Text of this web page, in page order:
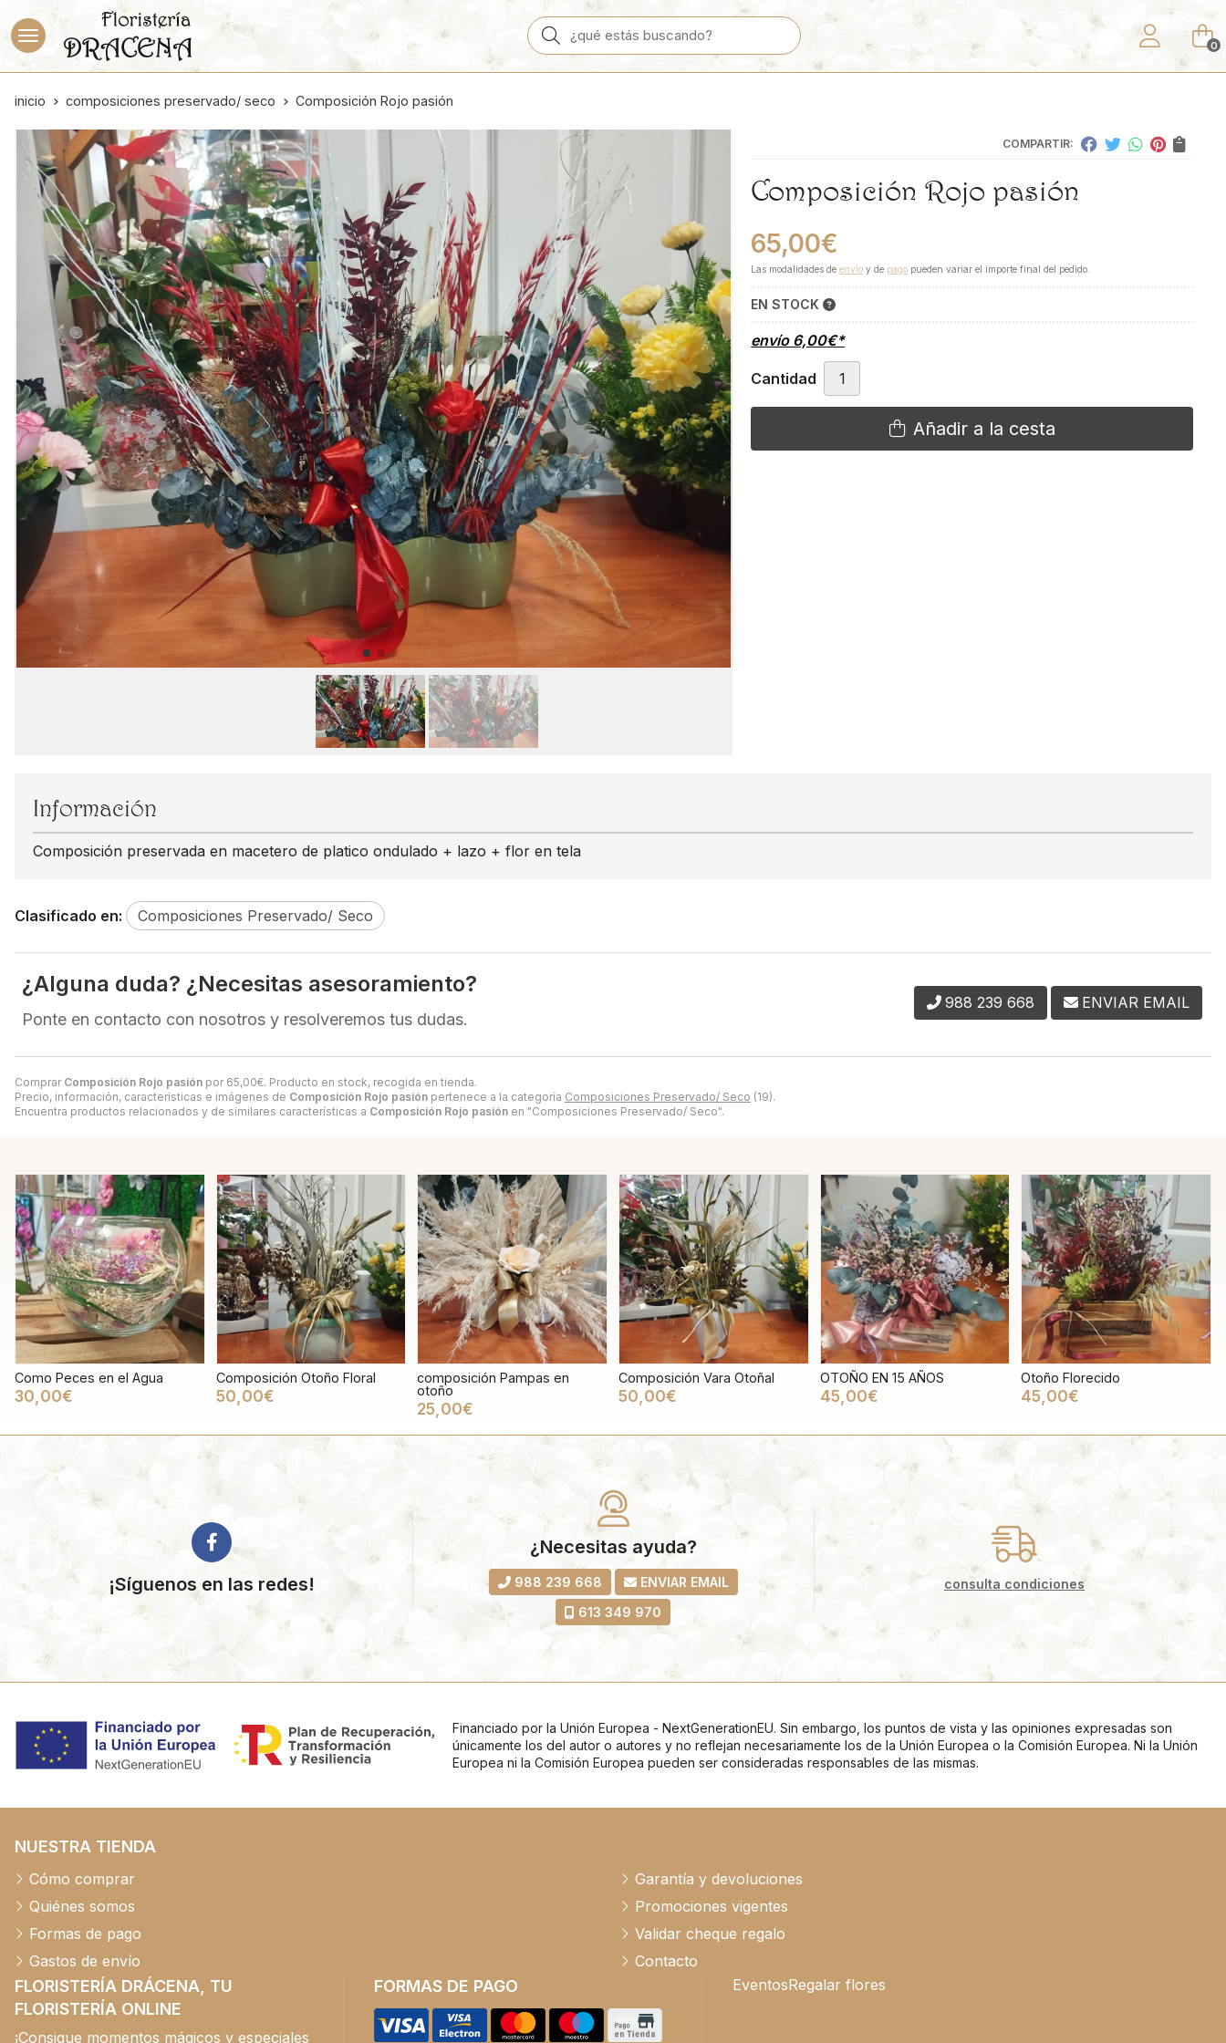
Buscar 0
inicio composiciones preservado/ seco Composición Rojo pasión
COMPARTIR:
Composición Rojo pasión
65,00€
Las modalidades deenvío y de pago pueden variar el importe final del pedido.
EN STOCK
envío 6,00€*
Cantidad
Añadir a la cesta
Comprar Composición Rojo pasión por 65,00€. Producto en stock, recogida en tienda.
Precio, información, características e imágenes de Composición Rojo pasión pertenece a la categoría Composiciones Preservado/ Seco (19).
Encuentra productos relacionados y de similares características a Composición Rojo pasión en "Composiciones Preservado/ Seco".
Información
Composición preservada en macetero de platico ondulado + lazo + flor en tela
Clasificado en: Composiciones Preservado/ Seco
¿Alguna duda? ¿Necesitas asesoramiento?
Ponte en contacto con nosotros y resolveremos tus dudas.
988 239 668 ENVIAR EMAIL
Como Peces en el Agua
30,00€
Composición Otoño Floral
50,00€
composición Pampas en
otoño
25,00€
Composición Vara Otoñal
50,00€
OTOÑO EN 15 AÑOS
45,00€
Otoño Florecido
45,00€
¡Síguenos en las redes!
¿Necesitas ayuda?
988 239 668
ENVIAR EMAIL
613 349 970
consulta condiciones
Financiado por la Unión Europea - NextGenerationEU. Sin embargo, los puntos de vista y las opiniones expresadas son
únicamente los del autor o autores y no reflejan necesariamente los de la Unión Europea o la Comisión Europea. Ni la Unión
Europea ni la Comisión Europea pueden ser consideradas responsables de las mismas.
FLORISTERÍA DRÁCENA, TU
FLORISTERÍA ONLINE
¡Consigue momentos mágicos y especiales
FORMAS DE PAGO
NUESTRA TIENDA
Cómo comprar
Quiénes somos
Formas de pago
Gastos de envío
Garantía y devoluciones
Promociones vigentes
Validar cheque regalo
Contacto
EventosRegalar flores